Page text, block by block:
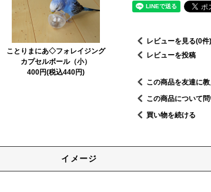
ことりまにあ◇フォレイジング
カプセルボール（小）
400円(税込440円)
レビューを見る(0件)
レビューを投稿
この商品を友達に
この商品について
買い物を続ける
イメージ